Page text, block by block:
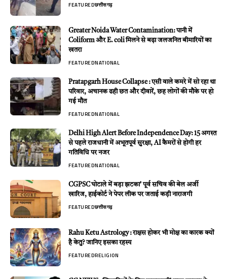
FEATUREDछत्तीसगढ़
Greater Noida Water Contamination: पानी में
Coliform और E. coli मिलने से बढ़ा जलजनित बीमारियों का
खतरा
FEATUREDNATIONAL
Pratapgarh House Collapse : एसी वाले कमरे में सो रहा था
परिवार, अचानक ढही छत और दीवारें, छह लोगों की मौके पर हो
गई मौत
FEATUREDNATIONAL
Delhi High Alert Before Independence Day: 15 अगस्त
से पहले राजधानी में अभूतपूर्व सुरक्षा, AI कैमरों से होगी हर
गतिविधि पर नजर
FEATUREDNATIONAL
CGPSC घोटाले में बड़ा झटका’ पूर्व सचिव की बेल अर्जी
खारिज, हाईकोर्ट ने पेपर लीक पर जताई कड़ी नाराजगी
FEATUREDछत्तीसगढ़
Rahu Ketu Astrology : राक्षस होकर भी मोक्ष का कारक क्यों
है केतु? जानिए इसका रहस्य
FEATUREDRELIGION